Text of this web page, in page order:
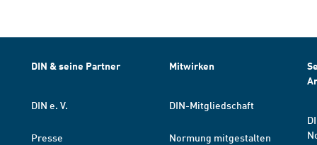
DIN & seine Partner
DIN e. V.
Presse
Mitwirken
DIN-Mitgliedschaft
Normung mitgestalten